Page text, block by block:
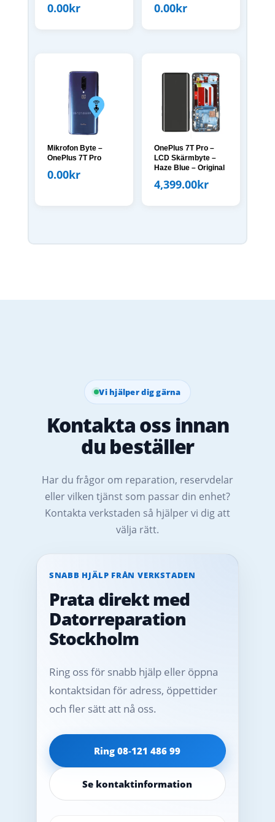
0.00kr 0.00kr
Mikrofon Byte –
OnePlus 7T Pro
0.00kr
OnePlus 7T Pro –
LCD Skärmbyte –
Haze Blue – Original
4,399.00kr
Vi hjälper dig gärna
Kontakta oss innan
du beställer
Har du frågor om reparation, reservdelar
eller vilken tjänst som passar din enhet?
Kontakta verkstaden så hjälper vi dig att
välja rätt.
SNABB HJÄLP FRÅN VERKSTADEN
Prata direkt med
Datorreparation
Stockholm
Ring oss för snabb hjälp eller öppna
kontaktsidan för adress, öppettider
och fler sätt att nå oss.
Ring 08‑121 486 99
Se kontaktinformation